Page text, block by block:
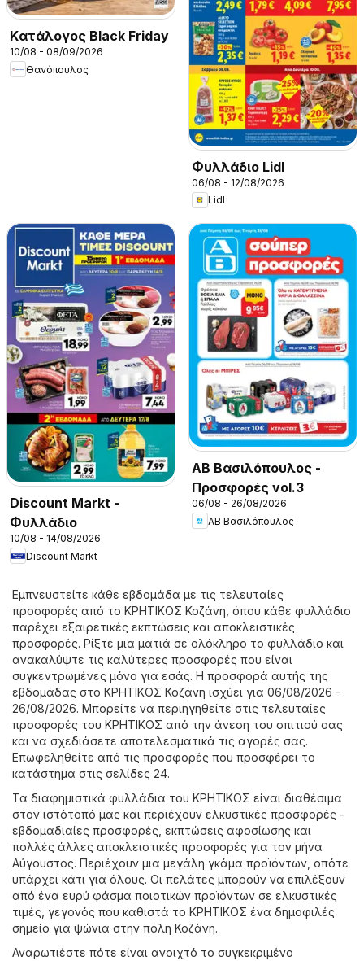
Kατάλογος Black Friday
10/08 - 08/09/2026
Θανόπουλος
Φυλλάδιο Lidl
06/08 - 12/08/2026
Lidl
Discount Markt -
Φυλλάδιο
10/08 - 14/08/2026
Discount Markt
ΑΒ Βασιλόπουλος -
Προσφορές vol.3
06/08 - 26/08/2026
ΑΒ Βασιλόπουλος
Εμπνευστείτε κάθε εβδομάδα με τις τελευταίες
προσφορές από το ΚΡΗΤΙΚΟΣ Κοζάνη, όπου κάθε φυλλάδιο
παρέχει εξαιρετικές εκπτώσεις και αποκλειστικές
προσφορές. Ρίξτε μια ματιά σε ολόκληρο το φυλλάδιο και
ανακαλύψτε τις καλύτερες προσφορές που είναι
συγκεντρωμένες μόνο για εσάς. Η προσφορά αυτής της
εβδομάδας στο ΚΡΗΤΙΚΟΣ Κοζάνη ισχύει για 06/08/2026 -
26/08/2026. Μπορείτε να περιηγηθείτε στις τελευταίες
προσφορές του ΚΡΗΤΙΚΟΣ από την άνεση του σπιτιού σας
και να σχεδιάσετε αποτελεσματικά τις αγορές σας.
Επωφεληθείτε από τις προσφορές που προσφέρει το
κατάστημα στις σελίδες 24.
Τα διαφημιστικά φυλλάδια του ΚΡΗΤΙΚΟΣ είναι διαθέσιμα
στον ιστότοπό μας και περιέχουν ελκυστικές προσφορές -
εβδομαδιαίες προσφορές, εκπτώσεις αφοσίωσης και
πολλές άλλες αποκλειστικές προσφορές για τον μήνα
Αύγουστος. Περιέχουν μια μεγάλη γκάμα προϊόντων, οπότε
υπάρχει κάτι για όλους. Οι πελάτες μπορούν να επιλέξουν
από ένα ευρύ φάσμα ποιοτικών προϊόντων σε ελκυστικές
τιμές, γεγονός που καθιστά το ΚΡΗΤΙΚΟΣ ένα δημοφιλές
σημείο για ψώνια στην πόλη Κοζάνη.
Αναρωτιέστε πότε είναι ανοιχτό το συγκεκριμένο